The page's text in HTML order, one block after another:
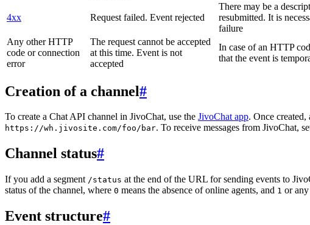
4xx Request failed. Event rejected
There may be a
resubmitted. It is
failure
Any other HTTP
code or connection
error
The request cannot be accepted
at this time. Event is not
accepted
In case of an HTTP
that the event is
Creation of a channel#
To create a Chat API channel in JivoChat, use the JivoChat app. Once created,
https://wh.jivosite.com/foo/bar. To receive messages from JivoChat,
Channel status#
If you add a segment /status at the end of the URL for sending events to
status of the channel, where 0 means the absence of online agents, and 1 or
Event structure#